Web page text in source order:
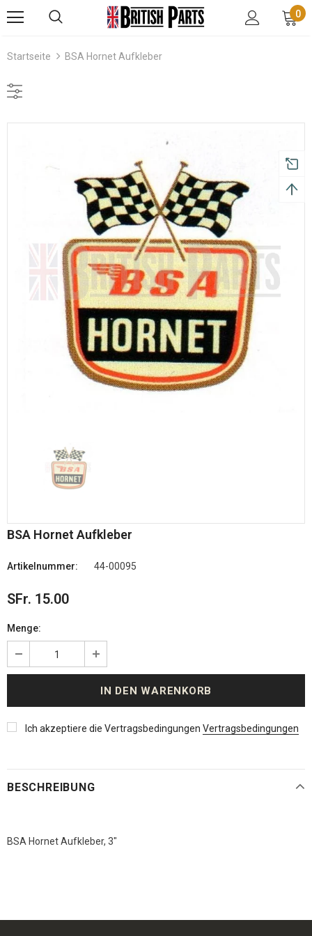
0
Startseite BSA Hornet Aufkleber
BSA Hornet Aufkleber
Artikelnummer: 44-00095
SFr. 15.00
Menge:
Ich akzeptiere die Vertragsbedingungen Vertragsbedingungen
BESCHREIBUNG
BSA Hornet Aufkleber, 3"